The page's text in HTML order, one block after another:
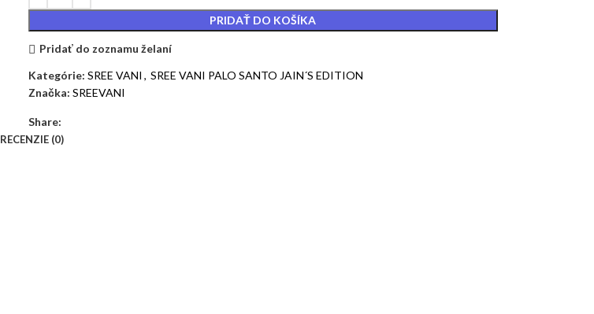
PRIDAŤ DO KOŠÍKA
Pridať do zoznamu želaní
Kategórie: SREE VANI , SREE VANI PALO SANTO JAIN´S EDITION
Značka: SREEVANI
Share:
RECENZIE (0)